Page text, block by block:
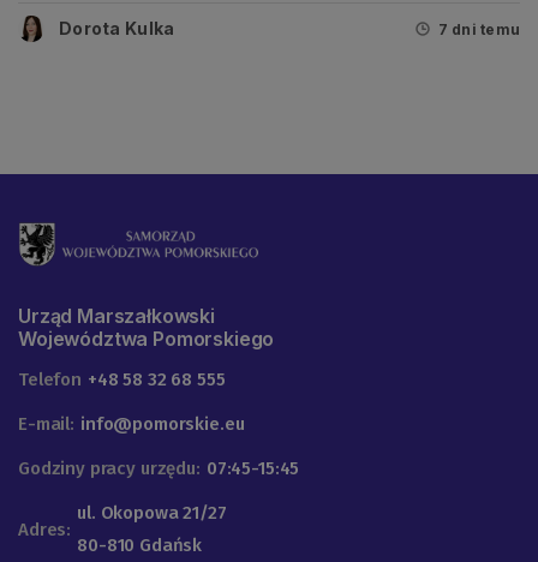
Dorota Kulka 7 dni temu
Urząd Marszałkowski
Województwa Pomorskiego
Telefon +48 58 32 68 555
E-mail: info@pomorskie.eu
Godziny pracy urzędu: 07:45-15:45
Adres:
ul. Okopowa 21/27
80-810 Gdańsk